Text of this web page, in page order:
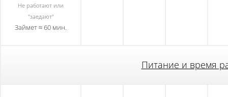
Не работают или
"заедают"
Займет ≈ 60 мин.
Питание и время